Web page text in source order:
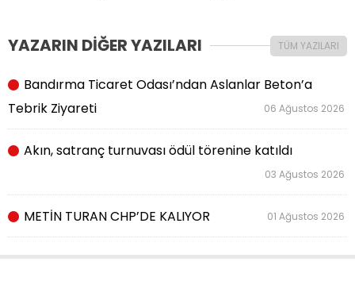
YAZARIN DİĞER YAZILARI TÜM YAZILARI
Bandırma Ticaret Odası’ndan Aslanlar Beton’a
Tebrik Ziyareti
06 Ağustos 2026
Akın, satranç turnuvası ödül törenine katıldı
03 Ağustos 2026
METİN TURAN CHP’DE KALIYOR 01 Ağustos 2026